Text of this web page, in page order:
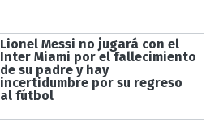
Lionel Messi no jugará con el
Inter Miami por el fallecimiento
de su padre y hay
incertidumbre por su regreso
al fútbol